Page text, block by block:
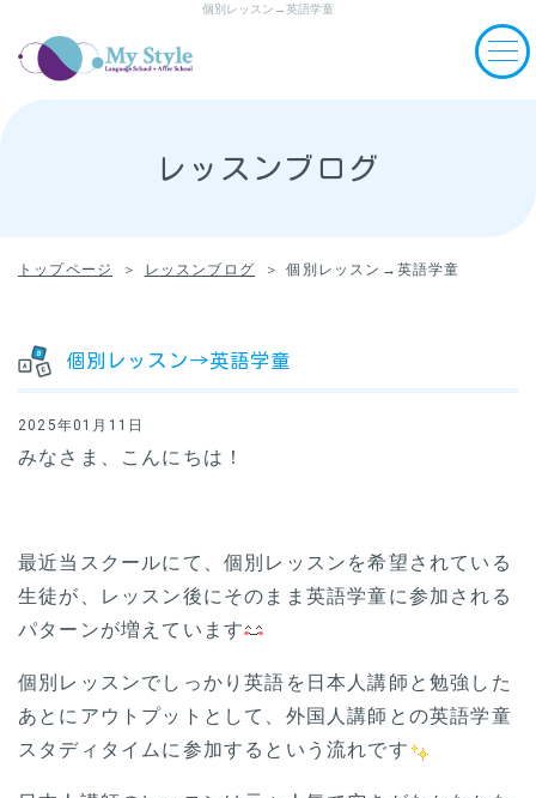
個別レッスン→英語学童
レッスンブログ
トップページ レッスンブログ 個別レッスン→英語学童
個別レッスン→英語学童
2025年01月11日
みなさま、こんにちは！
最近当スクールにて、個別レッスンを希望されている
生徒が、レッスン後にそのまま英語学童に参加される
パターンが増えています
個別レッスンでしっかり英語を日本人講師と勉強した
あとにアウトプットとして、外国人講師との英語学童
スタディタイムに参加するという流れです